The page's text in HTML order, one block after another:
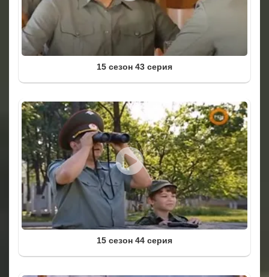
15 сезон 43 серия
15 сезон 44 серия